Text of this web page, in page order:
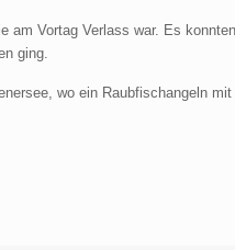
am Vortag Verlass war. Es
ging.
wo ein Raubfischangeln mit